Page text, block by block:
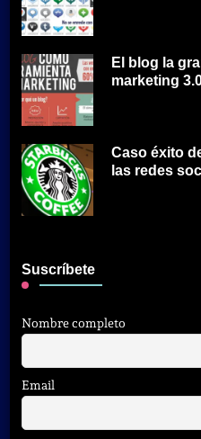
El blog la
marketing
Caso éxito
las redes
Suscríbete
Nombre completo
Email